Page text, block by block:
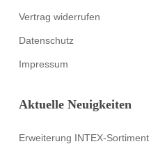
Vertrag widerrufen
Datenschutz
Impressum
Aktuelle Neuigkeiten
Erweiterung INTEX-Sortiment